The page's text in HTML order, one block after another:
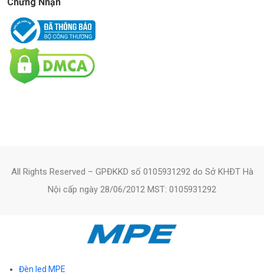
Chứng Nhận
All Rights Reserved – GPĐKKD số 0105931292 do Sở KHĐT Hà
Nội cấp ngày 28/06/2012 MST: 0105931292
Đèn led MPE